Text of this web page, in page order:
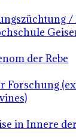
der Rebe
Forschung
in Innere